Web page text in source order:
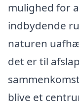
mulighed for
indbydende
naturen
det er til
blive et